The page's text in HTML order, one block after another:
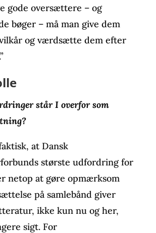
gode oversættere – og
bøger – må man give dem
og værdsætte dem efter
står I overfor som
at Dansk
største udfordring for
netop at gøre opmærksom
på samlebånd giver
ikke kun nu og her,
sigt. For